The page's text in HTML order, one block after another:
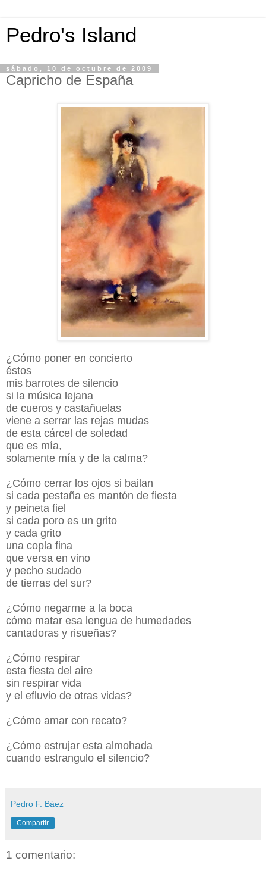
Pedro's Island
sábado, 10 de octubre de 2009
Capricho de España
¿Cómo poner en concierto
éstos
mis barrotes de silencio
si la música lejana
de cueros y castañuelas
viene a serrar las rejas mudas
de esta cárcel de soledad
que es mía,
solamente mía y de la calma?
¿Cómo cerrar los ojos si bailan
si cada pestaña es mantón de fiesta
y peineta fiel
si cada poro es un grito
y cada grito
una copla fina
que versa en vino
y pecho sudado
de tierras del sur?
¿Cómo negarme a la boca
cómo matar esa lengua de humedades
cantadoras y risueñas?
¿Cómo respirar
esta fiesta del aire
sin respirar vida
y el efluvio de otras vidas?
¿Cómo amar con recato?
¿Cómo estrujar esta almohada
cuando estrangulo el silencio?
Pedro F. Báez
Compartir
1 comentario: